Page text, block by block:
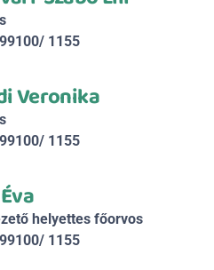
1155
Veronika
1155
helyettes főorvos
1155